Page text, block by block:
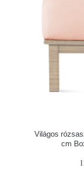
Világos
cm